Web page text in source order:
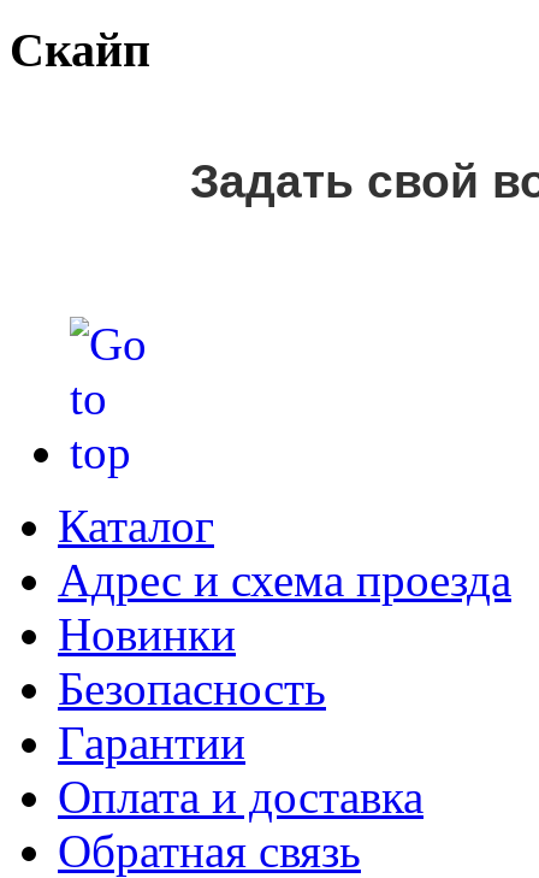
Скайп
Задать свой
Каталог
Адрес и схема проезда
Новинки
Безопасность
Гарантии
Оплата и доставка
Обратная связь